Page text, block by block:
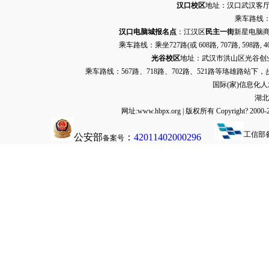
汉口校区地址：汉口武汉客
乘车路线
汉口电脑城报名点：江汉区 民主一街新星电脑
乘车路线：乘坐727路(或 608路, 707路, 598路,
光谷校区地址：武汉市洪山区光谷创
乘车路线：567路、718路、702路、521路等珞雄路站下
国际(家)信息化
湖
网址:www.hbpx.org | 版权所有 Copyright?
公安部备案号 ： 42011402000296 工信部